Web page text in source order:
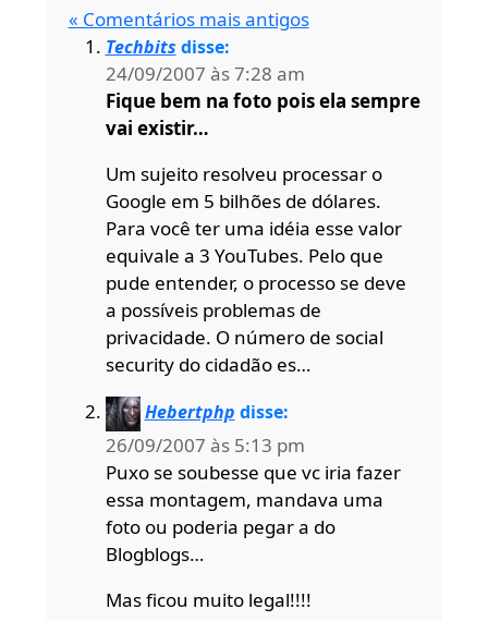
« Comentários mais antigos
Techbits disse:
24/09/2007 às 7:28 am
Fique bem na foto pois ela sempre
vai existir…
Um sujeito resolveu processar o
Google em 5 bilhões de dólares.
Para você ter uma idéia esse valor
equivale a 3 YouTubes. Pelo que
pude entender, o processo se deve
a possíveis problemas de
privacidade. O número de social
security do cidadão es…
Hebertphp disse:
26/09/2007 às 5:13 pm
Puxo se soubesse que vc iria fazer
essa montagem, mandava uma
foto ou poderia pegar a do
Blogblogs…
Mas ficou muito legal!!!!